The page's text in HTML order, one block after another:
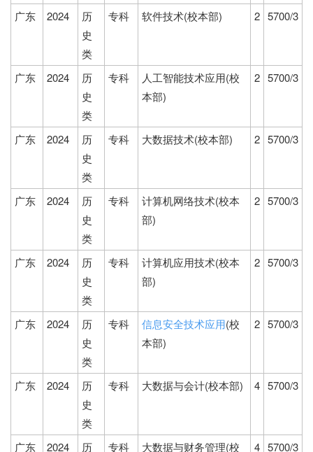
广东 2024
历
史
类
专科 软件技术(校本部) 2 5700/3
广东 2024
历
史
类
专科
人工智能技术应用(校
本部)
2 5700/3
广东 2024
历
史
类
专科 大数据技术(校本部) 2 5700/3
广东 2024
历
史
类
专科
计算机网络技术(校本
部)
2 5700/3
广东 2024
历
史
类
专科
计算机应用技术(校本
部)
2 5700/3
广东 2024
历
史
类
专科 信息安全技术应用(校
本部)
2 5700/3
广东 2024
历
史
类
专科 大数据与会计(校本部) 4 5700/3
广东 2024 历 专科 大数据与财务管理(校 4 5700/3